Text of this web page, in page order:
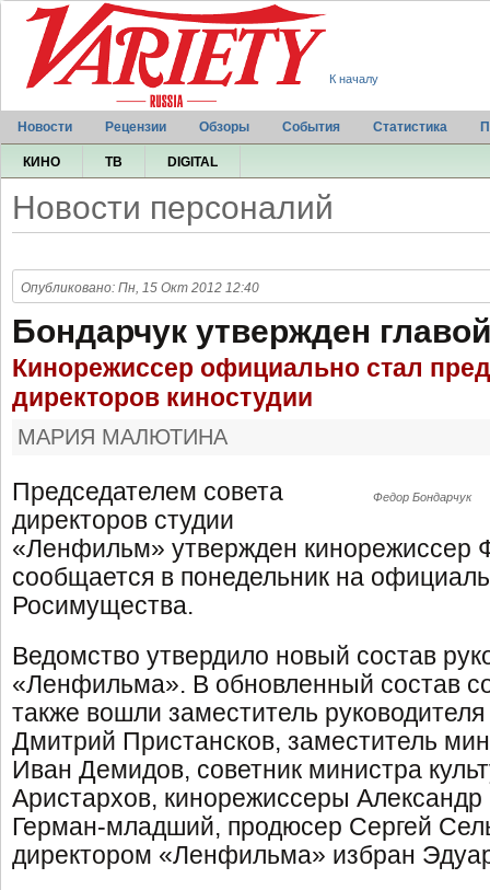
К началу
Новости Рецензии Обзоры События Статистика
КИНО ТВ DIGITAL
Новости персоналий
Опубликовано: Пн, 15 Окт 2012 12:40
Бондарчук утвержден
Кинорежиссер официально стал
директоров киностудии
МАРИЯ МАЛЮТИНА
Федор Бондарчук
Председателем совета
директоров студии
«Ленфильм» утвержден кинорежиссер
сообщается в понедельник на
Росимущества.
Ведомство утвердило новый состав
«Ленфильма». В обновленный состав
также вошли заместитель
Дмитрий Пристансков, заместитель
Иван Демидов, советник министра
Аристархов, кинорежиссеры
Герман-младший, продюсер Сергей
директором «Ленфильма» избран